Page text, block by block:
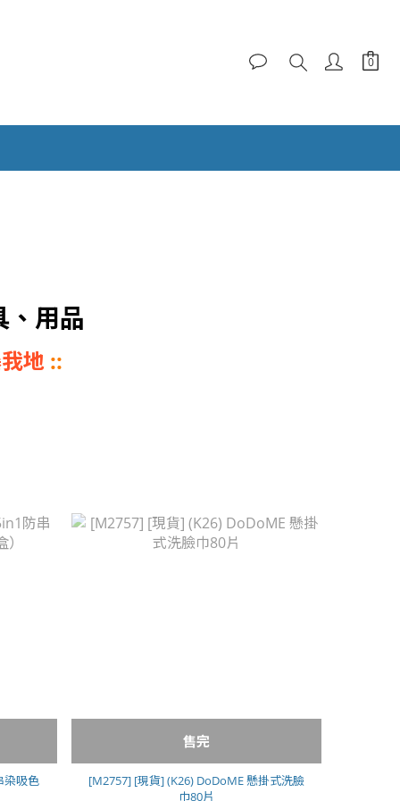
、用品
地 ::
染吸色
售完
[M2757] [現貨] (K26) DoDoME 懸掛式洗臉
巾80片